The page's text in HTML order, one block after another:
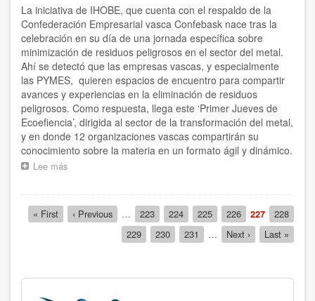
seguridad
y
en
el
trabajo
La iniciativa de IHOBE, que cuenta con el respaldo de la
Confederación Empresarial vasca Confebask nace tras la
celebración en su día de una jornada específica sobre
minimización de residuos peligrosos en el sector del metal.
Ahí se detectó que las empresas vascas, y especialmente
las PYMES, quieren espacios de encuentro para compartir
avances y experiencias en la eliminación de residuos
peligrosos. Como respuesta, llega este ‘Primer Jueves de
Ecoefiencia’, dirigida al sector de la transformación del metal,
y en donde 12 organizaciones vascas compartirán su
conocimiento sobre la materia en un formato ágil y dinámico.
Lee más
en
Bilbao
Confebask
Paginación
Primera
página
« First
Página
anterior
‹ Previous … Página
223 Página
224 Página
225 Página
226
Página
actual
227 Página
228
Página
229 Página
230 Página
231 …
Siguiente
página
Next ›
Última
página
Last »